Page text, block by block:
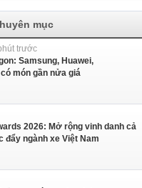
mục
trước
Samsung, Huawei,
món gần nửa giá
2026: Mở rộng vinh danh cả
ngành xe Việt Nam